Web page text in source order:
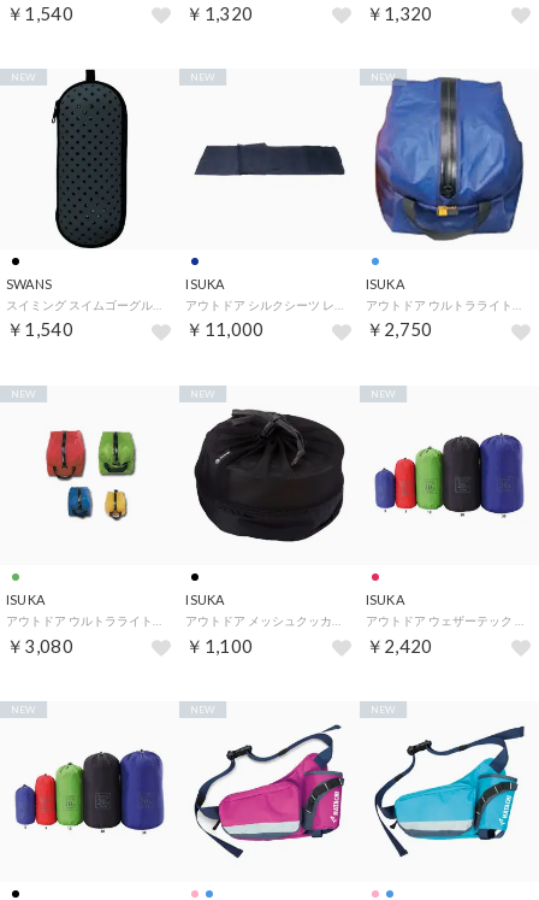
￥1,540 ￥1,320 ￥1,320
SWANS
￥1,540
NEW
ISUKA
￥11,000
NEW
ISUKA
￥2,750
NEW
ISUKA
アウトドア ウルトラライトポーチ 7 登山 山登り 旅行 撥水 3634 02 （02 グリーン）
￥3,080
NEW
ISUKA
アウトドア メッシュクッカーバッグ L クッカー バッグ ケース 収納 キャンプ BBQ バーベキュー 調理 器具 道具 メッ （01 ブラック）
￥1,100
NEW
ISUKA
アウトドア ウェザーテック スタッフバッグ 20L 3534 19 （19 レッド）
￥2,420
NEW
NEW NEW NEW